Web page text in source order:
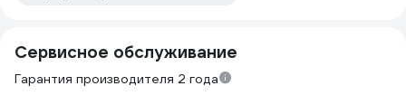
Сервисное обслуживание
Гарантия производителя 2 года